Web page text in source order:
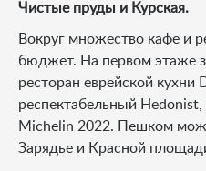
Чистые пруды и Курская.
Вокруг множество кафе и
бюджет. На первом этаже
ресторан еврейской кухни
респектабельный
Michelin 2022. Пешком
Зарядье и Красной